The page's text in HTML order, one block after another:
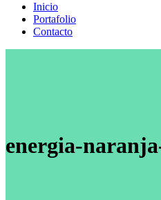
Inicio
Portafolio
Contacto
energia-